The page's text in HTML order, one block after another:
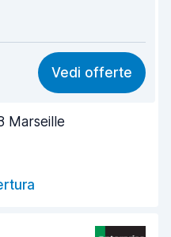
7,8
8,2
9,0
Vedi offerte
Marseille